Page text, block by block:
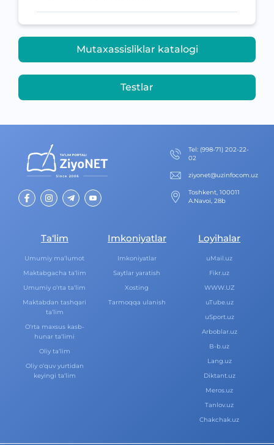
Mutaxassisliklar katalogi
Testlar
Теl: (998-71) 202-22-
02
ziyonet@uzinfocom.uz
Toshkent, 100011
A.Navoi, 28b
Ta‘lim
Umumiy ma‘lumot
Maktabgacha ta‘lim
Umumiy o‘rta ta‘lim
Maktabdan tashqari
ta‘lim
O‘rta maxsus kasb-
hunar ta‘limi
Oliy ta‘lim
Oliy o‘quv yurtidan
keyingi ta‘lim
Imkoniyatlar
Imkoniyatlar
Saytlar yaratish
Xosting
Tarmoqqa ulanish
Loyihalar
uMail.uz
Fikr.uz
WWW.UZ
uTube.uz
uSport.uz
Arboblar.uz
B-b.uz
Lang.uz
Diktant.uz
Meros.uz
Tanlov.uz
Chakchak.uz